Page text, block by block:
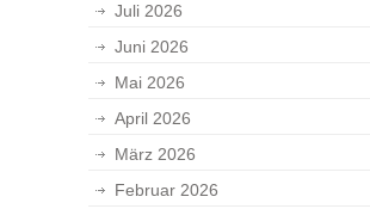
Juli 2026
Juni 2026
Mai 2026
April 2026
März 2026
Februar 2026